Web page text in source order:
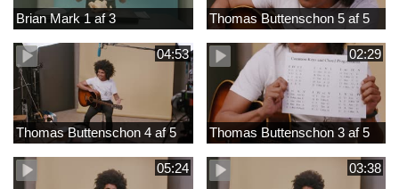
Brian Mark 1 af 3 Thomas Buttenschon 5 af 5
04:53
Thomas Buttenschon 4 af 5
02:29
Thomas Buttenschon 3 af 5
05:24 03:38